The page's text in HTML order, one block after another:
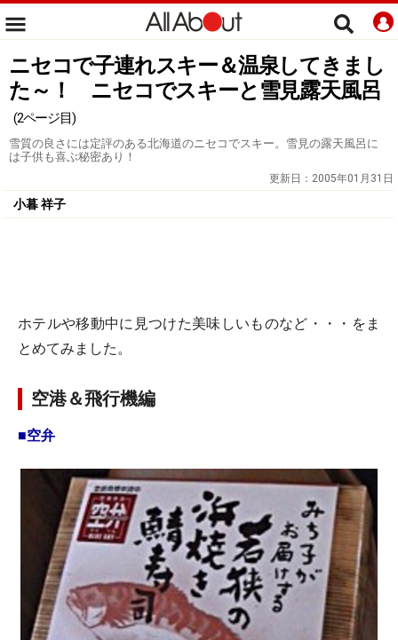
ニセコで子連れスキー＆温泉してきまし
た～！ ニセコでスキーと雪見露天風呂
(2ページ目)
雪質の良さには定評のある北海道のニセコでスキー。雪見の露天風呂に
は子供も喜ぶ秘密あり！
更新日： 2005年01月31日
小暮 祥子
ホテルや移動中に見つけた美味しいものなど・・・をま
とめてみました。
空港＆飛行機編
■空弁